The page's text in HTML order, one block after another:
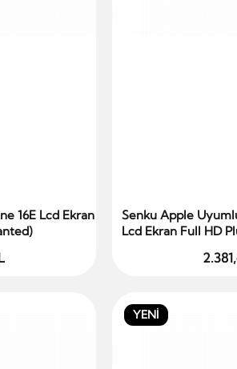
16E Lcd Ekran
Senku Apple
Lcd Ekran Full HD
YENİ